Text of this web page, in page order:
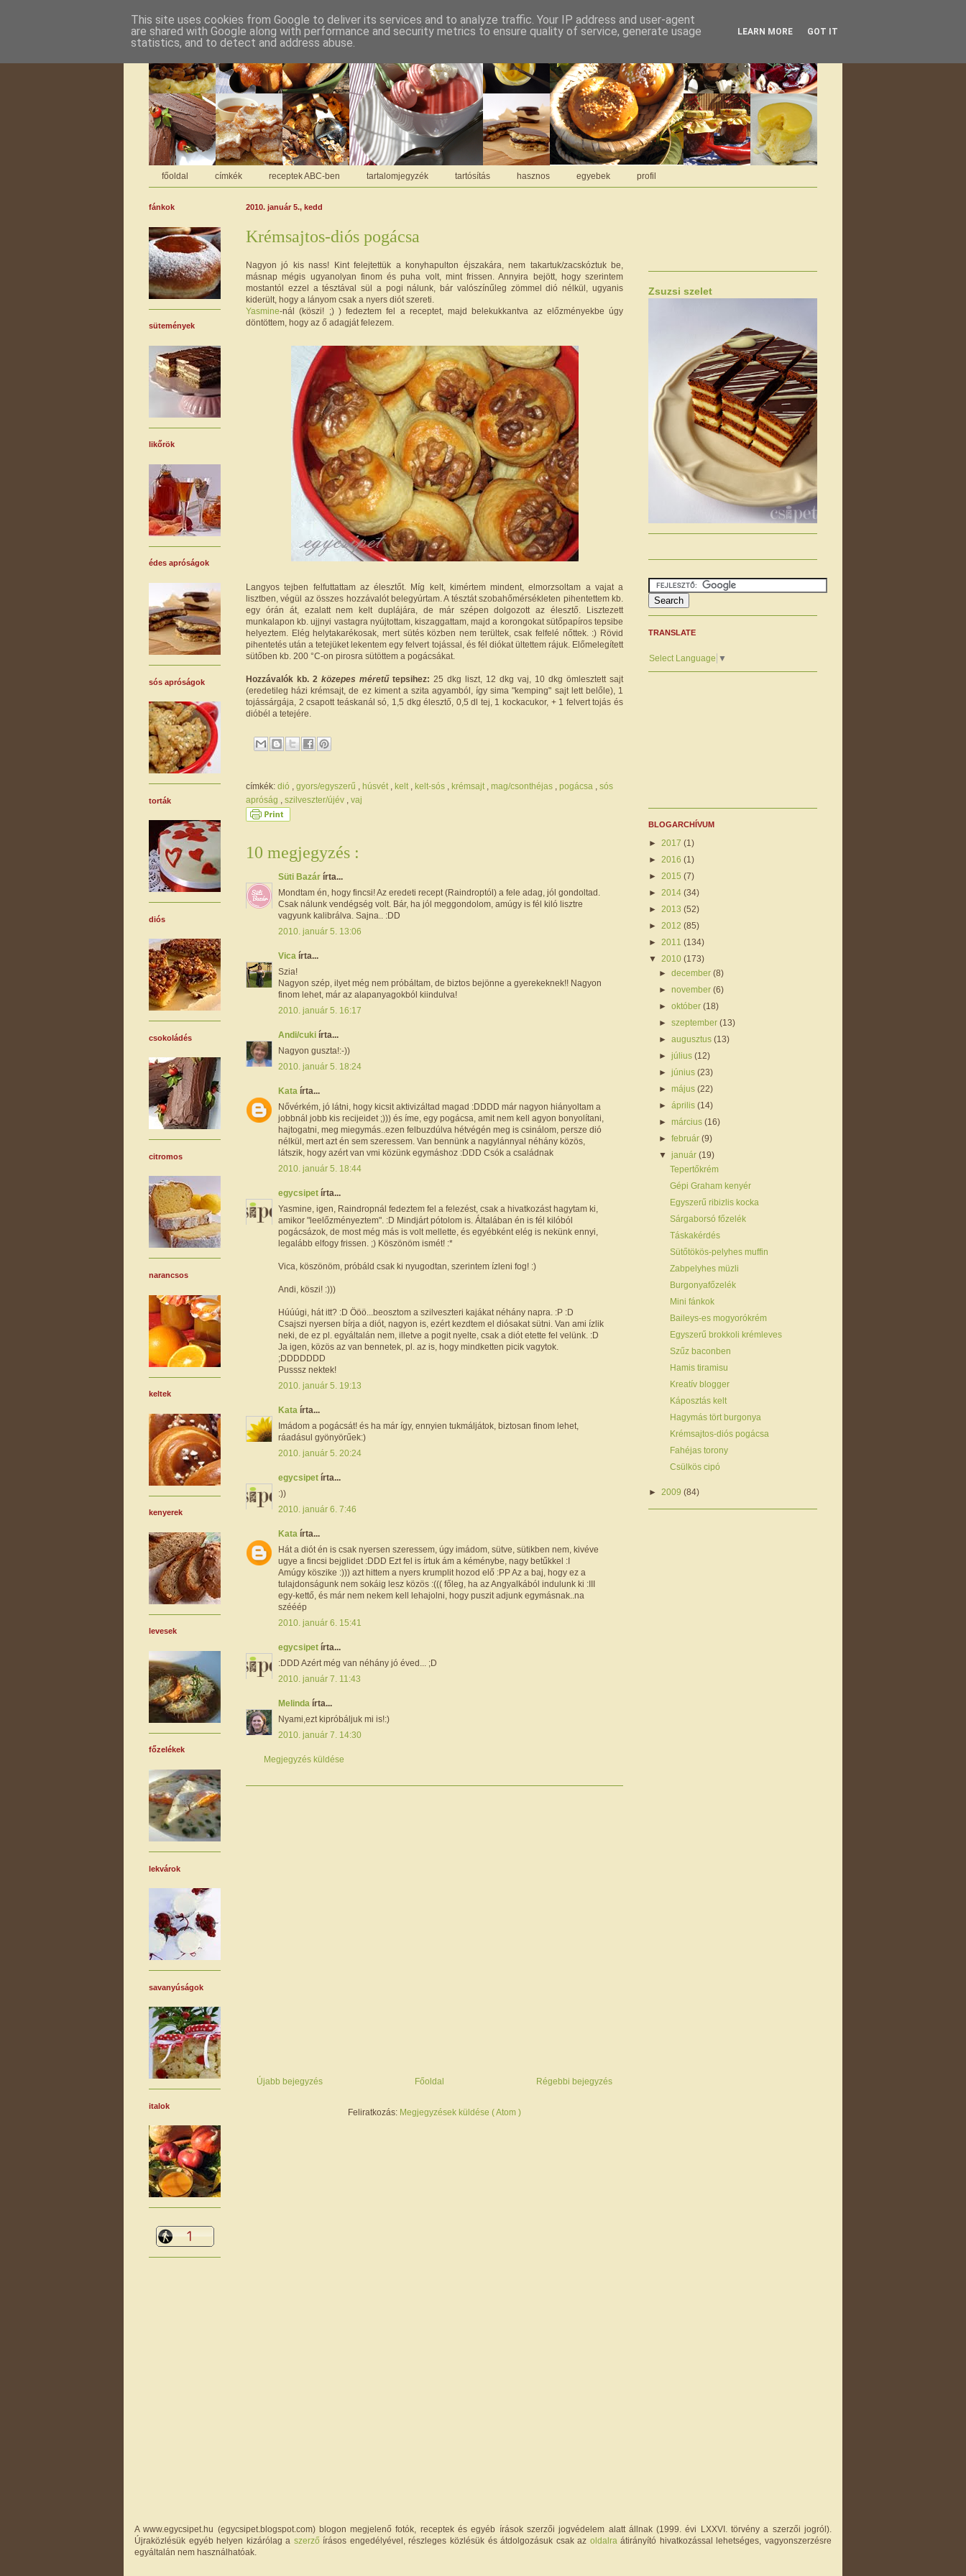
főoldal címkék receptek ABC-ben tartalomjegyzék tartósítás hasznos egyebek profil
2010. január 5., kedd
Krémsajtos-diós pogácsa
Nagyon jó kis nass! Kint felejtettük a konyhapulton éjszakára, nem takartuk/zacskóztuk be,
másnap mégis ugyanolyan finom és puha volt, mint frissen. Annyira bejött, hogy szerintem
mostantól ezzel a tésztával sül a pogi nálunk, bár valószínűleg zömmel dió nélkül, ugyanis
kiderült, hogy a lányom csak a nyers diót szereti.
Yasmine-nál (köszi! ;) ) fedeztem fel a receptet, majd belekukkantva az előzményekbe úgy
döntöttem, hogy az ő adagját felezem.
Langyos tejben felfuttattam az élesztőt. Míg kelt, kimértem mindent, elmorzsoltam a vajat a
lisztben, végül az összes hozzávalót belegyúrtam. A tésztát szobahőmérsékleten pihentettem kb.
egy órán át, ezalatt nem kelt duplájára, de már szépen dolgozott az élesztő. Lisztezett
munkalapon kb. ujjnyi vastagra nyújtottam, kiszaggattam, majd a korongokat sütőpapíros tepsibe
helyeztem. Elég helytakarékosak, mert sütés közben nem terültek, csak felfelé nőttek. :) Rövid
pihentetés után a tetejüket lekentem egy felvert tojással, és fél diókat ültettem rájuk. Előmelegített
sütőben kb. 200 °C-on pirosra sütöttem a pogácsákat.
Hozzávalók kb. 2 közepes méretűtepsihez: 25 dkg liszt, 12 dkg vaj, 10 dkg ömlesztett sajt
(eredetileg házi krémsajt, de ez kiment a szita agyamból, így sima "kemping" sajt lett belőle), 1
tojássárgája, 2 csapott teáskanál só, 1,5 dkg élesztő, 0,5 dl tej, 1 kockacukor, + 1 felvert tojás és
dióbél a tetejére.
címkék: dió gyors/egyszerű húsvét kelt kelt-sós krémsajt mag/csonthéjas pogácsa
sós
apróság
szilveszter/újév vaj
10 megjegyzés :
Süti Bazár írta...
Mondtam én, hogy fincsi! Az eredeti recept (Raindroptól) a fele adag, jól gondoltad.
Csak nálunk vendégség volt. Bár, ha jól meggondolom, amúgy is fél kiló lisztre
vagyunk kalibrálva. Sajna.. :DD
2010. január 5. 13:06
Vica írta...
Szia!
Nagyon szép, ilyet még nem próbáltam, de biztos bejönne a gyerekeknek!! Nagyon
finom lehet, már az alapanyagokból kiindulva!
2010. január 5. 16:17
Andi/cuki írta...
Nagyon guszta!:-))
2010. január 5. 18:24
Kata írta...
Nővérkém, jó látni, hogy kicsit aktivizáltad magad :DDDD már nagyon hiányoltam a
jobbnál jobb kis recijeidet ;))) és íme, egy pogácsa, amit nem kell agyon bonyolítani,
hajtogatni, meg miegymás..ezen felbuzdúlva hétvégén meg is csinálom, persze dió
nélkül, mert azt én sem szeressem. Van bennünk a nagylánnyal néhány közös,
látszik, hogy azért van vmi közünk egymáshoz :DDD Csók a családnak
2010. január 5. 18:44
egycsipet írta...
Yasmine, igen, Raindropnál fedeztem fel a felezést, csak a hivatkozást hagytam ki,
amikor "leelőzményeztem". :D Mindjárt pótolom is. Általában én is fél kilóból
pogácsázok, de most még más is volt mellette, és egyébként elég is nekünk ennyi,
legalább elfogy frissen. ;) Köszönöm ismét! :*
Vica, köszönöm, próbáld csak ki nyugodtan, szerintem ízleni fog! :)
Andi, köszi! :)))
Húúúgi, hát itt? :D Ööö...beosztom a szilveszteri kajákat néhány napra. :P :D
Csajszi nyersen bírja a diót, nagyon is, ezért kezdtem el diósakat sütni. Van ami ízlik
neki, de ez pl. egyáltalán nem, illetve a pogit nyelte, csak a diót etette fel velünk. :D
Ja igen, közös az van bennetek, pl. az is, hogy mindketten picik vagytok.
;DDDDDDD
Pusssz nektek!
2010. január 5. 19:13
Kata írta...
Imádom a pogácsát! és ha már így, ennyien tukmáljátok, biztosan finom lehet,
ráadásul gyönyörűek:)
2010. január 5. 20:24
egycsipet írta...
:))
2010. január 6. 7:46
Kata írta...
Hát a diót én is csak nyersen szeressem, úgy imádom, sütve, sütikben nem, kivéve
ugye a fincsi bejglidet :DDD Ezt fel is írtuk ám a kéménybe, nagy betűkkel :I
Amúgy köszike :))) azt hittem a nyers krumplit hozod elő :PP Az a baj, hogy ez a
tulajdonságunk nem sokáig lesz közös :((( főleg, ha az Angyalkából indulunk ki :III
egy-kettő, és már nem nekem kell lehajolni, hogy puszit adjunk egymásnak..na
szééép
2010. január 6. 15:41
egycsipet írta...
:DDD Azért még van néhány jó éved... ;D
2010. január 7. 11:43
Melinda írta...
Nyami,ezt kipróbáljuk mi is!:)
2010. január 7. 14:30
Megjegyzés küldése
Újabb bejegyzés Régebbi bejegyzés
Főoldal
Feliratkozás: Megjegyzések küldése ( Atom )
fánkok
sütemények
likőrök
édes apróságok
sós apróságok
torták
diós
csokoládés
citromos
narancsos
keltek
kenyerek
levesek
főzelékek
lekvárok
savanyúságok
italok
Zsuzsi szelet
TRANSLATE
Select Language ▼
BLOGARCHÍVUM
► 2017 (1)
► 2016 (1)
► 2015 (7)
► 2014 (34)
► 2013 (52)
► 2012 (85)
► 2011 (134)
▼ 2010 (173)
►december(8)
►november(6)
►október(18)
►szeptember(13)
►augusztus(13)
►július(12)
►június(23)
►május(22)
►április(14)
►március(16)
►február(9)
▼január(19)
Tepertőkrém
Gépi Graham kenyér
Egyszerű ribizlis kocka
Sárgaborsó főzelék
Táskakérdés
Sütőtökös-pelyhes muffin
Zabpelyhes müzli
Burgonyafőzelék
Mini fánkok
Baileys-es mogyorókrém
Egyszerű brokkoli krémleves
Szűz baconben
Hamis tiramisu
Kreatív blogger
Káposztás kelt
Hagymás tört burgonya
Krémsajtos-diós pogácsa
Fahéjas torony
Csülkös cipó
► 2009 (84)
A www.egycsipet.hu (egycsipet.blogspot.com) blogon megjelenő fotók, receptek és egyéb írások szerzői jogvédelem alatt állnak (1999. évi LXXVI. törvény a szerzői jogról).
Újraközlésük egyéb helyen kizárólag a szerző írásos engedélyével, részleges közlésük és átdolgozásuk csak az oldalraátirányító hivatkozással lehetséges, vagyonszerzésre
egyáltalán nem használhatóak.
This site uses cookies from Google to deliver its services and to analyze traffic. Your IP address and user-agent
are shared with Google along with performance and security metrics to ensure quality of service, generate usage
statistics, and to detect and address abuse.
LEARN MORE GOT IT